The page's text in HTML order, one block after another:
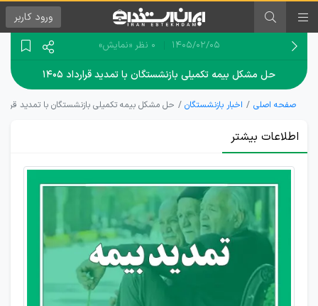
ورود کاربر
۱۴۰۵/۰۲/۰۵ 0 نظر «نمایش»
حل مشکل بیمه تکمیلی بازنشستگان با تمدید قرارداد ۱۴۰۵
صفحه اصلی اخبار بازنشستگان حل مشکل بیمه تکمیلی بازنشستگان با تمدید قرارداد
اطلاعات بیشتر
تمدید
یک‌ماهه
قرارداد بیمه
تکمیلی
بازنشستگان